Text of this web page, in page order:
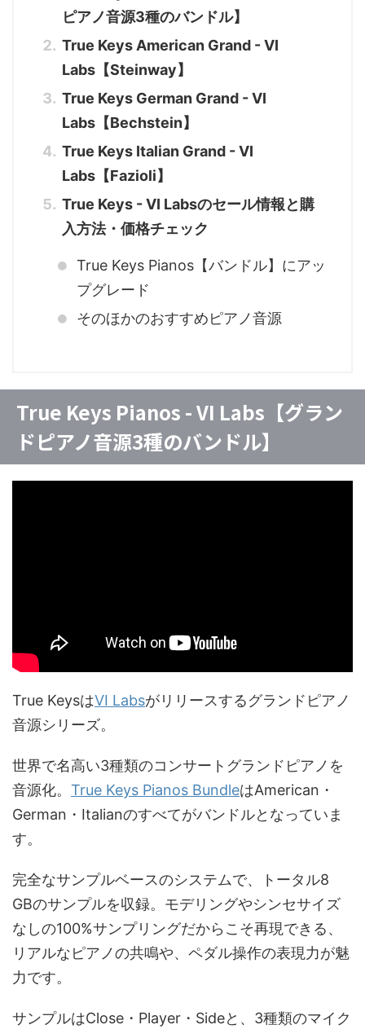
ピアノ音源3種のバンドル】
True Keys American Grand - VI
Labs【Steinway】
True Keys German Grand - VI
Labs【Bechstein】
True Keys Italian Grand - VI
Labs【Fazioli】
True Keys - VI Labsのセール情報と購
入方法・価格チェック
True Keys Pianos【バンドル】にアッ
プグレード
そのほかのおすすめピアノ音源
True Keys Pianos - VI Labs【グラン
ドピアノ音源3種のバンドル】
True KeysはVI Labsがリリースするグランドピアノ
音源シリーズ。
世界で名高い3種類のコンサートグランドピアノを
音源化。 True Keys Pianos BundleはAmerican・
German・Italianのすべてがバンドルとなっていま
す。
完全なサンプルベースのシステムで、トータル8
GBのサンプルを収録。モデリングやシンセサイズ
なしの100%サンプリングだからこそ再現できる、
リアルなピアノの共鳴や、ペダル操作の表現力が魅
力です。
サンプルはClose・Player・Sideと、3種類のマイク